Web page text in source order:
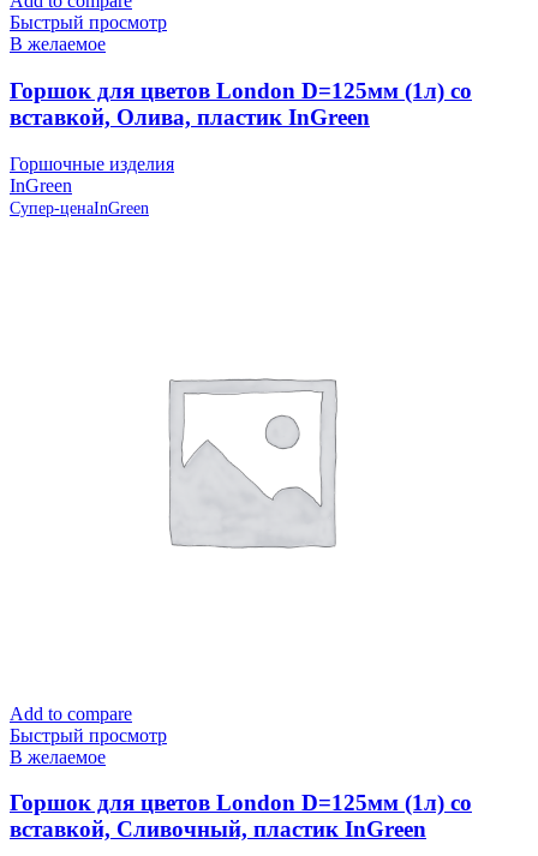
Быстрый просмотр
В желаемое
Горшок для цветов London D=125мм (1л) со
вставкой, Олива, пластик InGreen
Горшочные изделия
InGreen
Супер-ценаInGreen
Add to compare
Быстрый просмотр
В желаемое
Горшок для цветов London D=125мм (1л) со
вставкой, Сливочный, пластик InGreen